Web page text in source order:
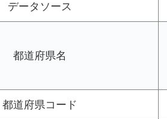
データソース
都道府県名
都道府県コード